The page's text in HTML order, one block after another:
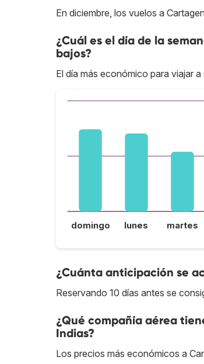
En diciembre, los vuelos a
¿Cuál es el día de la
bajos?
El día más económico para viajar
domingo lunes martes
¿Cuánta anticipación se
Reservando 10 días antes se
¿Qué compañía aérea
Indias?
Los precios más económicos a